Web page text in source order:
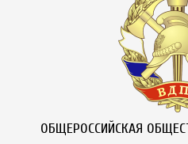
ОБЩЕРОССИЙСКАЯ